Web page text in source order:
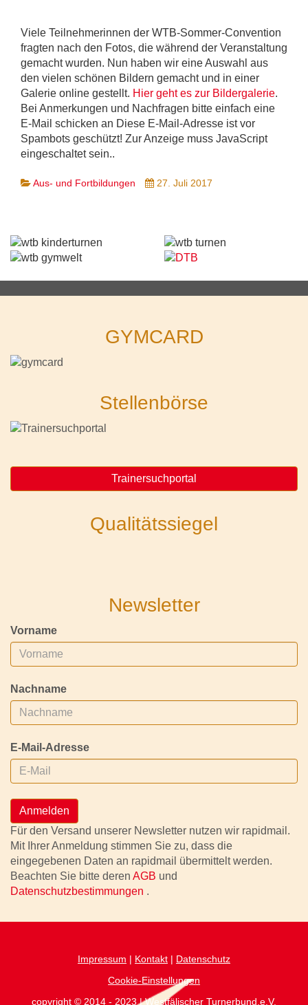
Viele Teilnehmerinnen der WTB-Sommer-Convention
fragten nach den Fotos, die während der Veranstaltung
gemacht wurden. Nun haben wir eine Auswahl aus
den vielen schönen Bildern gemacht und in einer
Galerie online gestellt. Hier geht es zur Bildergalerie.
Bei Anmerkungen und Nachfragen bitte einfach eine
E-Mail schicken an Diese E-Mail-Adresse ist vor
Spambots geschützt! Zur Anzeige muss JavaScript
eingeschaltet sein..
Aus- und Fortbildungen 27. Juli 2017
GYMCARD
Stellenbörse
Trainersuchportal
Qualitätssiegel
Newsletter
Vorname
Nachname
E-Mail-Adresse
Anmelden
Für den Versand unserer Newsletter nutzen wir rapidmail.
Mit Ihrer Anmeldung stimmen Sie zu, dass die
eingegebenen Daten an rapidmail übermittelt werden.
Beachten Sie bitte deren AGB und
Datenschutzbestimmungen .
Impressum | Kontakt | Datenschutz
Cookie-Einstellungen
copyright © 2014 - 2023 | Westfälischer Turnerbund.e.V.